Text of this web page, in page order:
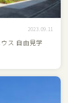
2023.09.11
ウス 自由見学